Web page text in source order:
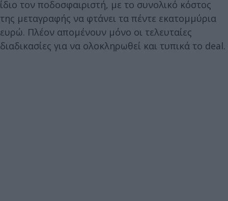
ίδιο τον ποδοσφαιριστή, με το συνολικό κόστος
της μεταγραφής να φτάνει τα πέντε εκατομμύρια
ευρώ. Πλέον απομένουν μόνο οι τελευταίες
διαδικασίες για να ολοκληρωθεί και τυπικά το deal.